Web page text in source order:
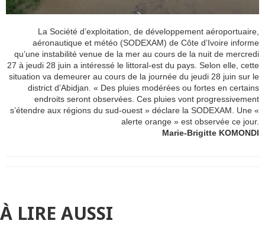
La Société d’exploitation, de développement aéroportuaire,
aéronautique et météo (SODEXAM) de Côte d’Ivoire informe
qu’une instabilité venue de la mer au cours de la nuit de mercredi
27 à jeudi 28 juin a intéressé le littoral-est du pays. Selon elle, cette
situation va demeurer au cours de la journée du jeudi 28 juin sur le
district d’Abidjan. « Des pluies modérées ou fortes en certains
endroits seront observées. Ces pluies vont progressivement
s’étendre aux régions du sud-ouest » déclare la SODEXAM. Une «
alerte orange » est observée ce jour.
Marie-Brigitte KOMONDI
À LIRE AUSSI